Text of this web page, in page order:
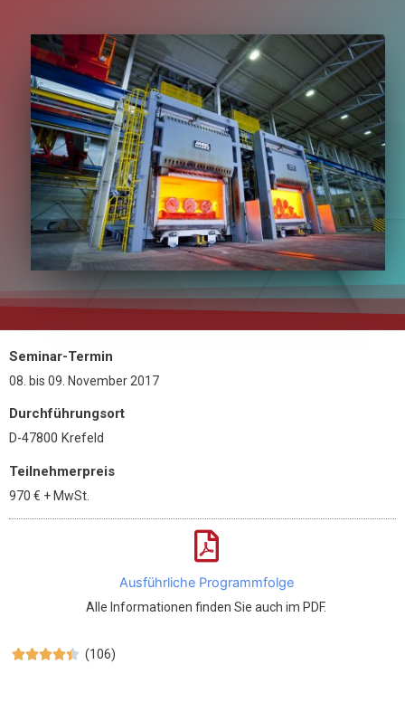
Seminar-Termin
08. bis 09. November 2017
Durchführungsort
D-47800 Krefeld
Teilnehmerpreis
970 € + MwSt.
Ausführliche Programmfolge
Alle Informationen finden Sie auch im PDF.
 (106)